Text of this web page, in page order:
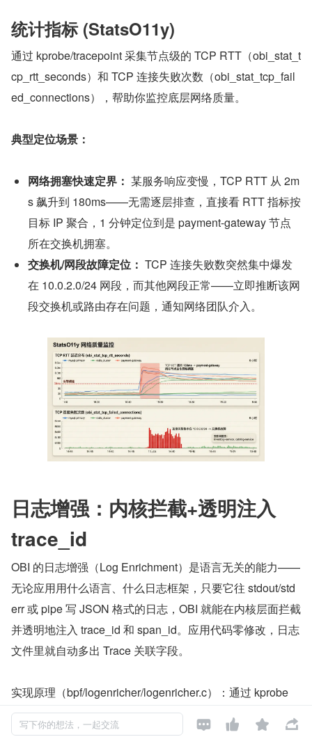
统计指标 (StatsO11y)
通过 kprobe/tracepoint 采集节点级的 TCP RTT（obi_stat_t
cp_rtt_seconds）和 TCP 连接失败次数（obi_stat_tcp_fail
ed_connections），帮助你监控底层网络质量。
典型定位场景：
网络拥塞快速定界： 某服务响应变慢，TCP RTT 从 2m
s 飙升到 180ms——无需逐层排查，直接看 RTT 指标按
目标 IP 聚合，1 分钟定位到是 payment-gateway 节点
所在交换机拥塞。
交换机/网段故障定位： TCP 连接失败数突然集中爆发
在 10.0.2.0/24 网段，而其他网段正常——立即推断该网
段交换机或路由存在问题，通知网络团队介入。
日志增强：内核拦截+透明注入
trace_id
OBI 的日志增强（Log Enrichment）是语言无关的能力——
无论应用用什么语言、什么日志框架，只要它往 stdout/std
err 或 pipe 写 JSON 格式的日志，OBI 就能在内核层面拦截
并透明地注入 trace_id 和 span_id。应用代码零修改，日志
文件里就自动多出 Trace 关联字段。
实现原理（bpf/logenricher/logenricher.c）：通过 kprobe
挂钩 tty_write（终端输出）和 pipe_write（管道输出，覆盖
docker logs / kubectl logs 场景）两个内核函数。当被监控
写下你的想法，一起交流    